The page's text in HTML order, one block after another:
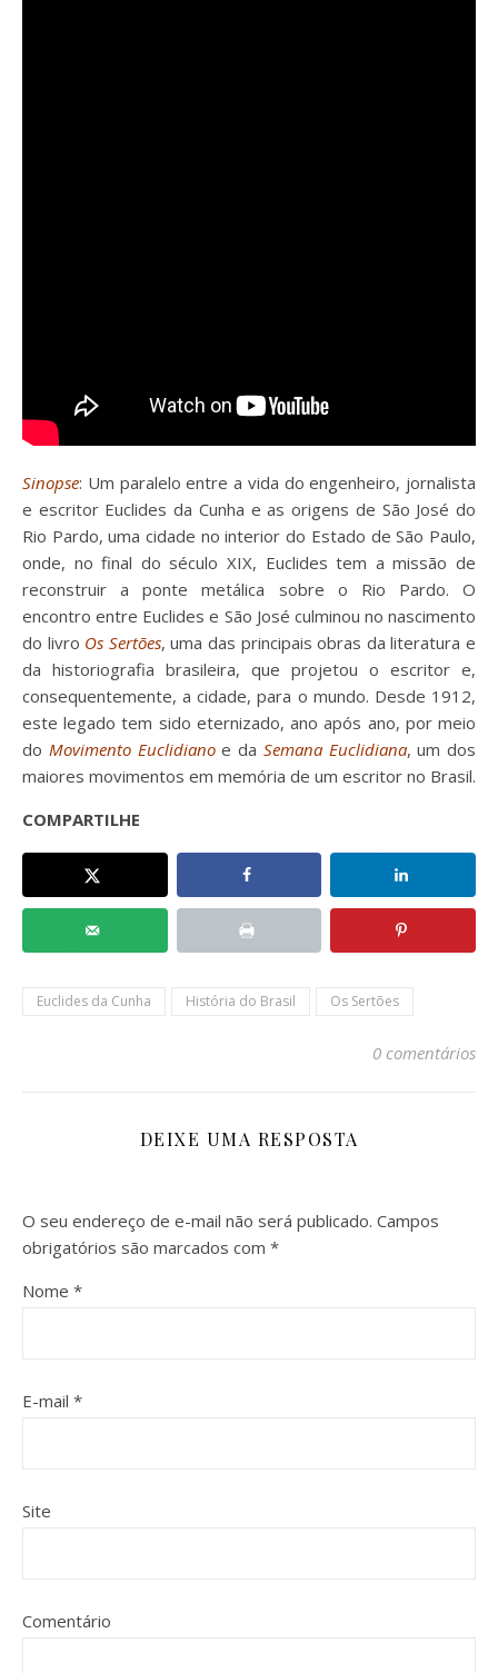
Sinopse: Um paralelo entre a vida do engenheiro, jornalista
e escritor Euclides da Cunha e as origens de São José do
Rio Pardo, uma cidade no interior do Estado de São Paulo,
onde, no final do século XIX, Euclides tem a missão de
reconstruir a ponte metálica sobre o Rio Pardo. O
encontro entre Euclides e São José culminou no nascimento
do livro Os Sertões, uma das principais obras da literatura e
da historiografia brasileira, que projetou o escritor e,
consequentemente, a cidade, para o mundo. Desde 1912,
este legado tem sido eternizado, ano após ano, por meio
do Movimento Euclidianoe da Semana Euclidiana, um dos
maiores movimentos em memória de um escritor no Brasil.
COMPARTILHE
Euclides da Cunha História do Brasil Os Sertões
0 comentários
DEIXE UMA RESPOSTA
O seu endereço de e-mail não será publicado. Campos
obrigatórios são marcados com *
Nome *
E-mail *
Site
Comentário